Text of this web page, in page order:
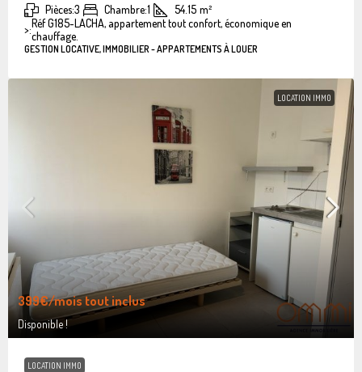
Pièces:3 Chambre:1 54.15 m²
>:Réf G185-LACHA, appartement tout confort, économique en
chauffage.
GESTION LOCATIVE, IMMOBILIER - APPARTEMENTS À LOUER
LOCATION IMMO
399€/mois tout inclus
Disponible !
LOCATION IMMO